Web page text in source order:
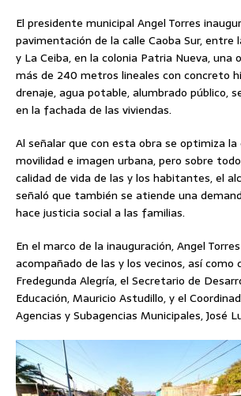
El presidente municipal Angel Torres
pavimentación de la calle Caoba Sur, entre
y La Ceiba, en la colonia Patria Nueva, una
más de 240 metros lineales con concreto
drenaje, agua potable, alumbrado público,
en la fachada de las viviendas.
Al señalar que con esta obra se optimiza la
movilidad e imagen urbana, pero sobre
calidad de vida de las y los habitantes, el
señaló que también se atiende una
hace justicia social a las familias.
En el marco de la inauguración, Angel
acompañado de las y los vecinos, así como
Fredegunda Alegría, el Secretario de
Educación, Mauricio Astudillo, y el
Agencias y Subagencias Municipales, José